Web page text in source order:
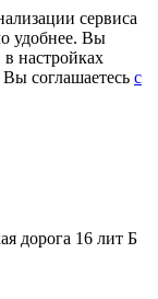
сервиса
удобнее. Вы
настройках
соглашаетесь c
дорога 16 лит Б